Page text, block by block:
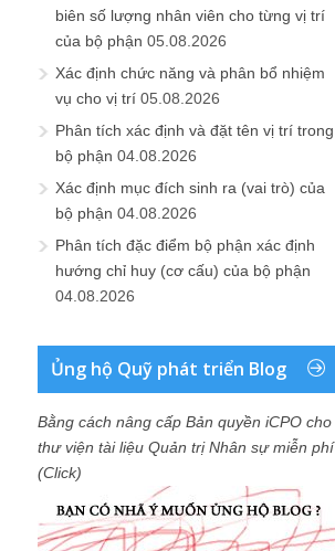
biên số lượng nhân viên cho từng vị trí
của bộ phận 05.08.2026
Xác định chức năng và phân bổ nhiệm
vụ cho vị trí 05.08.2026
Phân tích xác định và đặt tên vị trí trong
bộ phận 04.08.2026
Xác định mục đích sinh ra (vai trò) của
bộ phận 04.08.2026
Phân tích đặc điểm bộ phận xác định
hướng chỉ huy (cơ cấu) của bộ phận
04.08.2026
Ủng hộ Quỹ phát triển Blog
Bằng cách nâng cấp Bản quyền iCPO cho
thư viện tài liệu Quản trị Nhân sự miễn phí
(Click)